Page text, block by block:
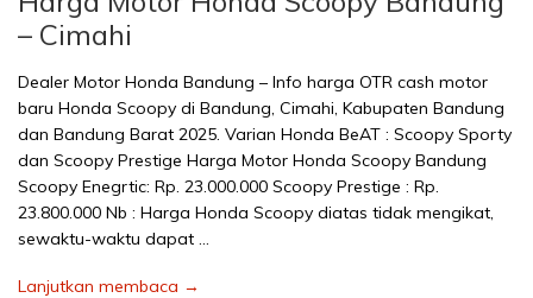
– Cimahi
Dealer Motor Honda Bandung – Info harga OTR cash motor
baru Honda Scoopy di Bandung, Cimahi, Kabupaten Bandung
dan Bandung Barat 2025. Varian Honda BeAT : Scoopy Sporty
dan Scoopy Prestige Harga Motor Honda Scoopy Bandung
Scoopy Enegrtic: Rp. 23.000.000 Scoopy Prestige : Rp.
23.800.000 Nb : Harga Honda Scoopy diatas tidak mengikat,
sewaktu-waktu dapat …
Lanjutkan membaca →